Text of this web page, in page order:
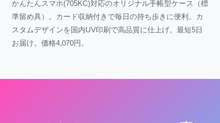
かんたんスマホ(705KC)対応のオリジナル手帳型ケース（標
準留め具）。カード収納付きで毎日の持ち歩きに便利。カ
スタムデザインを国内UV印刷で高品質に仕上げ。最短5日
お届け。価格4,070円。